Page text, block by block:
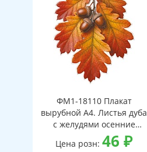
ФМ1-18110 Плакат
вырубной А4. Листья дуба
с желудями осенние
(двухсторонний, ВД-лак)
Цена розн:46₽